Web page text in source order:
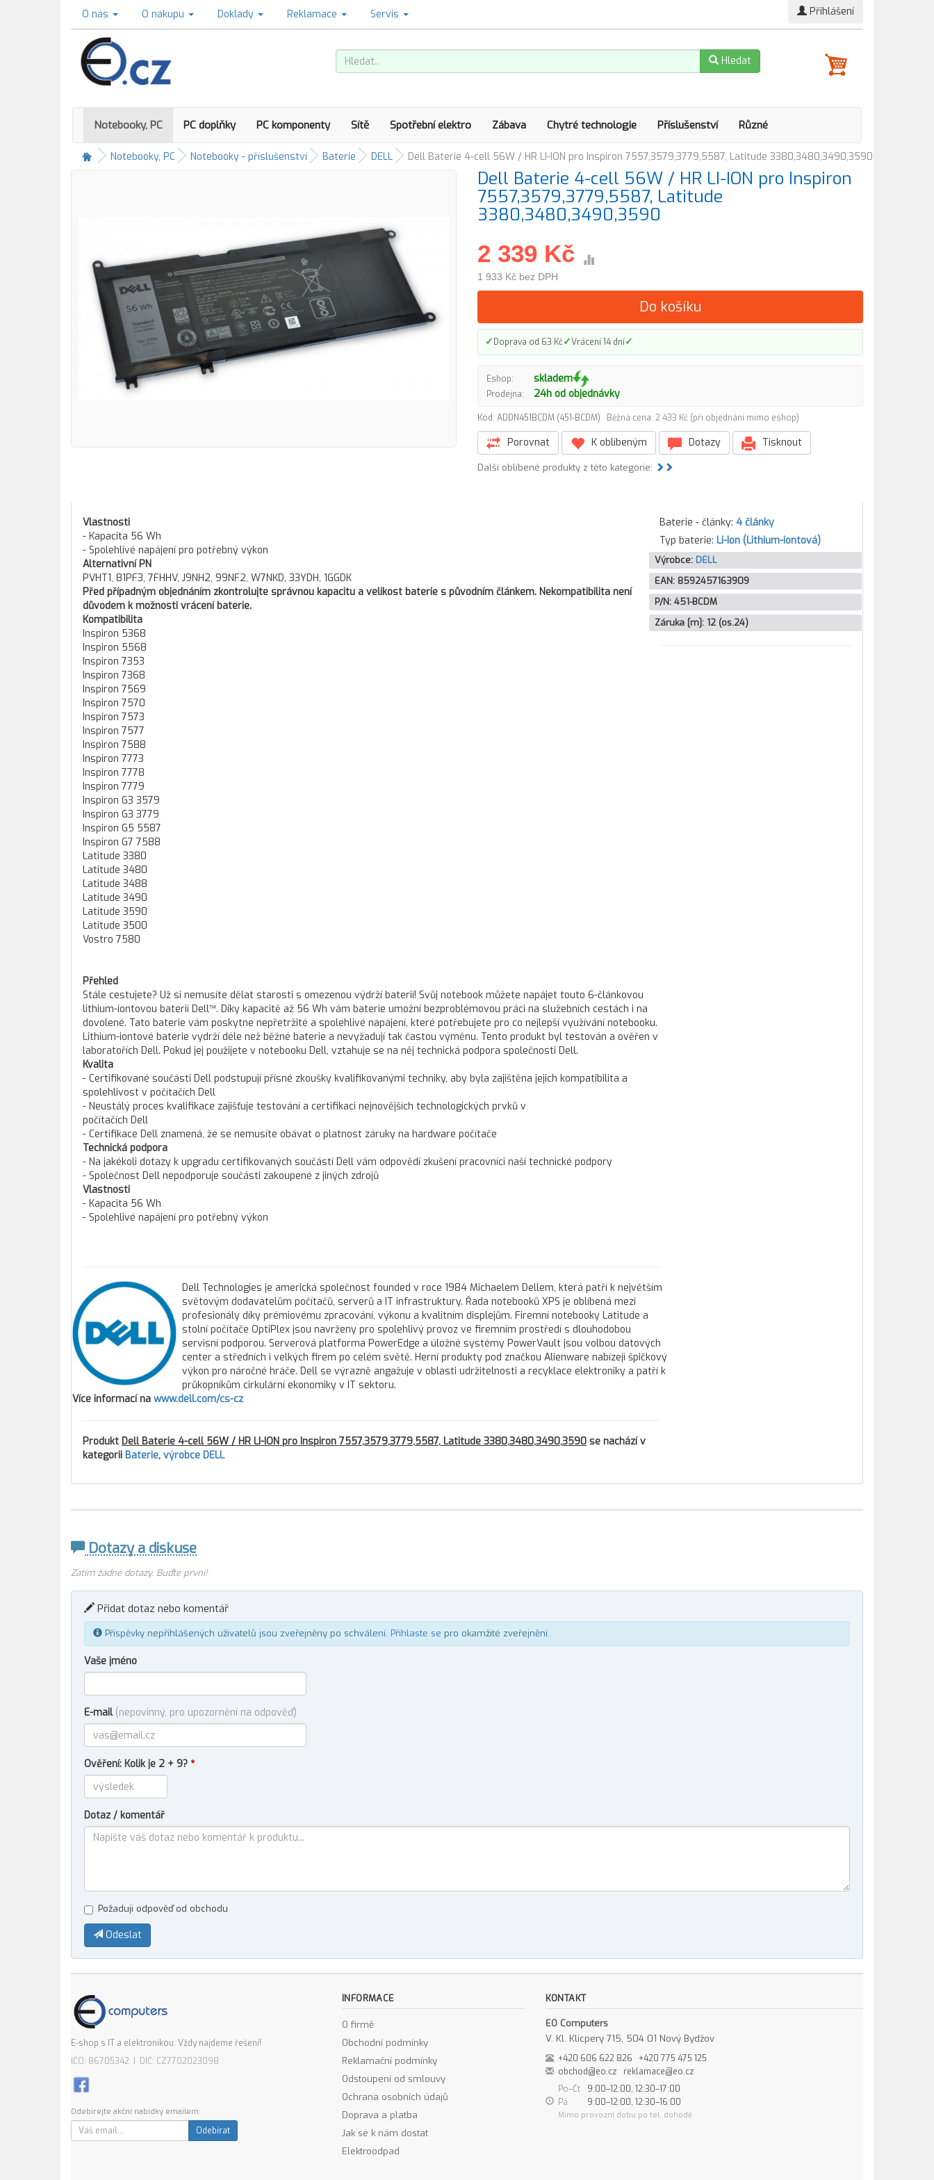
O nás O nákupu Doklady Reklamace Servis Přihlášení
Hledat
Notebooky, PC PC doplňky PC komponenty Sítě Spotřební elektro Zábava Chytré technologie Příslušenství Různé
Notebooky, PC Notebooky - příslušenství Baterie DELL Dell Baterie 4-cell 56W / HR LI-ION pro Inspiron 7557,3579,3779,5587, Latitude 3380,3480,3490,3590
Dell Baterie 4-cell 56W / HR LI-ION pro Inspiron
7557,3579,3779,5587, Latitude
3380,3480,3490,3590
2 339 Kč
1 933 Kč bez DPH
Do košíku
✓Doprava od 63 Kč✓Vrácení 14 dní✓
Eshop: skladem
Prodejna: 24h od objednávky
Kód: ADDN451BCDM (451-BCDM) Běžná cena: 2 433 Kč (při objednání mimo eshop)
Porovnat K oblíbeným Dotazy Tisknout
Další oblíbené produkty z této kategorie:
Vlastnosti
- Kapacita 56 Wh
- Spolehlivé napájení pro potřebný výkon
Alternativní PN
PVHT1, 81PF3, 7FHHV, J9NH2, 99NF2, W7NKD, 33YDH, 1GGDK
Před případným objednáním zkontrolujte správnou kapacitu a velikost baterie s původním článkem. Nekompatibilita není
důvodem k možnosti vrácení baterie.
Kompatibilita
Inspiron 5368
Inspiron 5568
Inspiron 7353
Inspiron 7368
Inspiron 7569
Inspiron 7570
Inspiron 7573
Inspiron 7577
Inspiron 7588
Inspiron 7773
Inspiron 7778
Inspiron 7779
Inspiron G3 3579
Inspiron G3 3779
Inspiron G5 5587
Inspiron G7 7588
Latitude 3380
Latitude 3480
Latitude 3488
Latitude 3490
Latitude 3590
Latitude 3500
Vostro 7580
Přehled
Stále cestujete? Už si nemusíte dělat starosti s omezenou výdrží baterií! Svůj notebook můžete napájet touto 6-článkovou
lithium-iontovou baterií Dell™. Díky kapacitě až 56 Wh vám baterie umožní bezproblémovou práci na služebních cestách i na
dovolené. Tato baterie vám poskytne nepřetržité a spolehlivé napájení, které potřebujete pro co nejlepší využívání notebooku.
Lithium-iontové baterie vydrží déle než běžné baterie a nevyžadují tak častou výměnu. Tento produkt byl testován a ověřen v
laboratořích Dell. Pokud jej použijete v notebooku Dell, vztahuje se na něj technická podpora společnosti Dell.
Kvalita
- Certifikované součásti Dell podstupují přísné zkoušky kvalifikovanými techniky, aby byla zajištěna jejich kompatibilita a
spolehlivost v počítačích Dell
- Neustálý proces kvalifikace zajišťuje testování a certifikaci nejnovějších technologických prvků v
počítačích Dell
- Certifikace Dell znamená, že se nemusíte obávat o platnost záruky na hardware počítače
Technická podpora
- Na jakékoli dotazy k upgradu certifikovaných součástí Dell vám odpovědí zkušení pracovníci naší technické podpory
- Společnost Dell nepodporuje součásti zakoupené z jiných zdrojů
Vlastnosti
- Kapacita 56 Wh
- Spolehlivé napájení pro potřebný výkon
Dell Technologies je americká společnost founded v roce 1984 Michaelem Dellem, která patří k největším
světovým dodavatelům počítačů, serverů a IT infrastruktury. Řada notebooků XPS je oblíbená mezi
profesionály díky prémiovému zpracování, výkonu a kvalitním displejům. Firemní notebooky Latitude a
stolní počítače OptiPlex jsou navrženy pro spolehlivý provoz ve firemním prostředí s dlouhodobou
servisní podporou. Serverová platforma PowerEdge a úložné systémy PowerVault jsou volbou datových
center a středních i velkých firem po celém světě. Herní produkty pod značkou Alienware nabízejí špičkový
výkon pro náročné hráče. Dell se výrazně angažuje v oblasti udržitelnosti a recyklace elektroniky a patří k
průkopníkům cirkulární ekonomiky v IT sektoru.
Více informací na www.dell.com/cs-cz
Produkt Dell Baterie 4-cell 56W / HR LI-ION pro Inspiron 7557,3579,3779,5587, Latitude 3380,3480,3490,3590 se nachází v
kategorii Baterie, výrobce DELL
Baterie - články: 4 články
Typ baterie: Li-Ion (Lithium-iontová)
Výrobce: DELL
EAN: 8592457163909
P/N: 451-BCDM
Záruka [m]: 12 (os.24)
Dotazy a diskuse
Zatím žádné dotazy. Buďte první!
Přidat dotaz nebo komentář
Příspěvky nepřihlášených uživatelů jsou zveřejněny po schválení. Přihlaste se pro okamžité zveřejnění.
Vaše jméno
E-mail (nepovinný, pro upozornění na odpověď)
Ověření: Kolik je 2 + 9? *
Dotaz / komentář
Požaduji odpověď od obchodu
Odeslat
E-shop s IT a elektronikou. Vždy najdeme řešení!
IČO: 86705342 | DIČ: CZ7702023098
Odebírejte akční nabídky emailem:
Odebírat
INFORMACE
O firmě
Obchodní podmínky
Reklamační podmínky
Odstoupení od smlouvy
Ochrana osobních údajů
Doprava a platba
Jak se k nám dostat
Elektroodpad
KONTAKT
EO Computers
V. Kl. Klicpery 715, 504 01 Nový Bydžov
+420 606 622 826
+420 775 475 125
obchod@eo.cz
reklamace@eo.cz
Po–Čt
9:00–12:00, 12:30–17:00
Pá
9:00–12:00, 12:30–16:00
Mimo provozní dobu po tel. dohodě